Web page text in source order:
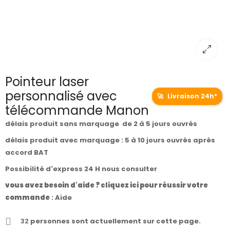
Pointeur laser
personnalisé avec
télécommande Manon
🚀 Livraison 24h*
délais produit sans marquage de 2 à 5 jours ouvrés
délais produit avec marquage : 5 à 10 jours ouvrés après
accord BAT
Possibilité d'express 24 H nous consulter
vous avez besoin d'aide ? cliquez ici pour réussir votre
commande : Aide
32 personnes sont actuellement sur cette page.